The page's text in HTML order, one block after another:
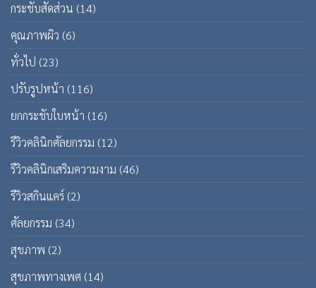
กระชับสัดส่วน (14)
คุณภาพผิว (6)
ทั่วไป (23)
ปรับรูปหน้า (116)
ยกกระชับใบหน้า (16)
รีวิวคลินิกศัลยกรรม (12)
รีวิวคลินิกเสริมความงาม (46)
รีวิวสกินแคร์ (2)
ศัลยกรรม (34)
สุขภาพ (2)
สุขภาพทางเพศ (14)